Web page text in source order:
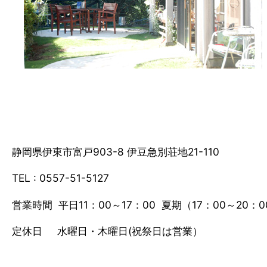
静岡県伊東市富戸903-8 伊豆急別荘地21-110
TEL : 0557-51-5127
営業時間 平日11：00～17：00 夏期（17：00～20：
定休日 水曜日・木曜日(祝祭日は営業）